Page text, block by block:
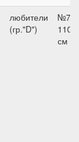
любители
(гр."D")
№7,
110
см